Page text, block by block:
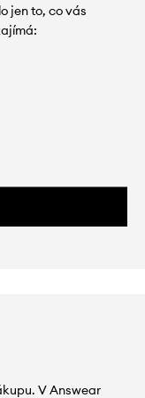
jen to, co vás
V Answear